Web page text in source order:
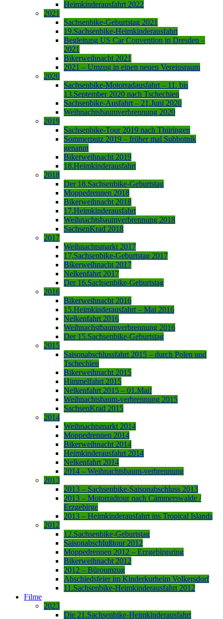
Heimkinderausfahrt 2022
2021
Sachsenbike-Geburtstag 2021
19.Sachsenbike-Heimkinderausfahrt
Begleitung US Car Convention in Dresden –
2021
Bikerweihnacht 2021
2021 – Umzug in einen neuen Vereinsraum
2020
Sachsenbike-Motorradausfahrt – 11. bis
13.September 2020 nach Tschechien
Sachsenbike-Ausfahrt – 21.Juni 2020
Weihnachtsbaumverbrennung 2020
2019
Sachsenbike-Tour 2019 nach Thüringen
Sommerputz 2019 – früher mal Subbotnik
genannt
Bikerweihnacht 2019
18.Heimkinderausfahrt
2018
Der 18.Sachsenbike-Geburtstag
Moppedrennen 2018
Bikerweihnacht 2018
17.Heimkinderausfahrt
Weihnachtsbaumverbrennung 2018
SachsenKrad 2018
2017
Weihnachtsmarkt 2017
17.Sachsenbike-Geburtstag 2017
Bikerweihnacht 2017
Nelkenfahrt 2017
Der 16.Sachsenbike-Geburtstag
2016
Bikerweihnacht 2016
15.Heimkinderausfahrt – Mai 2016
Nelkenfahrt 2016
Weihnachstbaumverbrennung 2016
Der 15.Sachsenbike-Geburtstag
2015
Saisonabschlussfahrt 2015 – durch Polen und
Tschechien
Bikerweihnacht 2015
Himmelfahrt 2015
Nelkenfahrt 2015 – 01.Mai!
Weihnachtsbaum-verbrennung 2015
SachsenKrad 2015
2014
Weihnachtsmarkt 2014
Moppedrennen 2014
Bikerweihnacht 2014
Heimkinderausfahrt 2014
Nelkenfahrt 2014
2014 – Weihnachtsbaum-verbrennung
2013
2013 – Sachsenbike-Saisonabschluss 2013
2013 – Motorradtour nach Cämmerswalde /
Erzgebirge
2013 – Heimkinderausfahrt ins Tropical Islands
2012
12.Sachsenbike-Geburtstag
Saisonabschlußtour 2012
Moppedrennen 2012 – Erzgebirgsring
Bikerweihnacht 2012
2012 – Büroumzug
Abschiedsfeier im Kinderkurheim Volkersdorf
11.Sachsenbike-Heimkinderausfahrt 2012
Filme
2023
Die 21.Sachsenbike-Heimkinderausfahrt